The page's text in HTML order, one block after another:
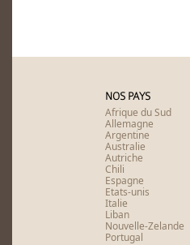
NOS PAYS
Afrique du Sud
Allemagne
Argentine
Australie
Autriche
Chili
Espagne
Etats-unis
Italie
Liban
Nouvelle-Zelande
Portugal